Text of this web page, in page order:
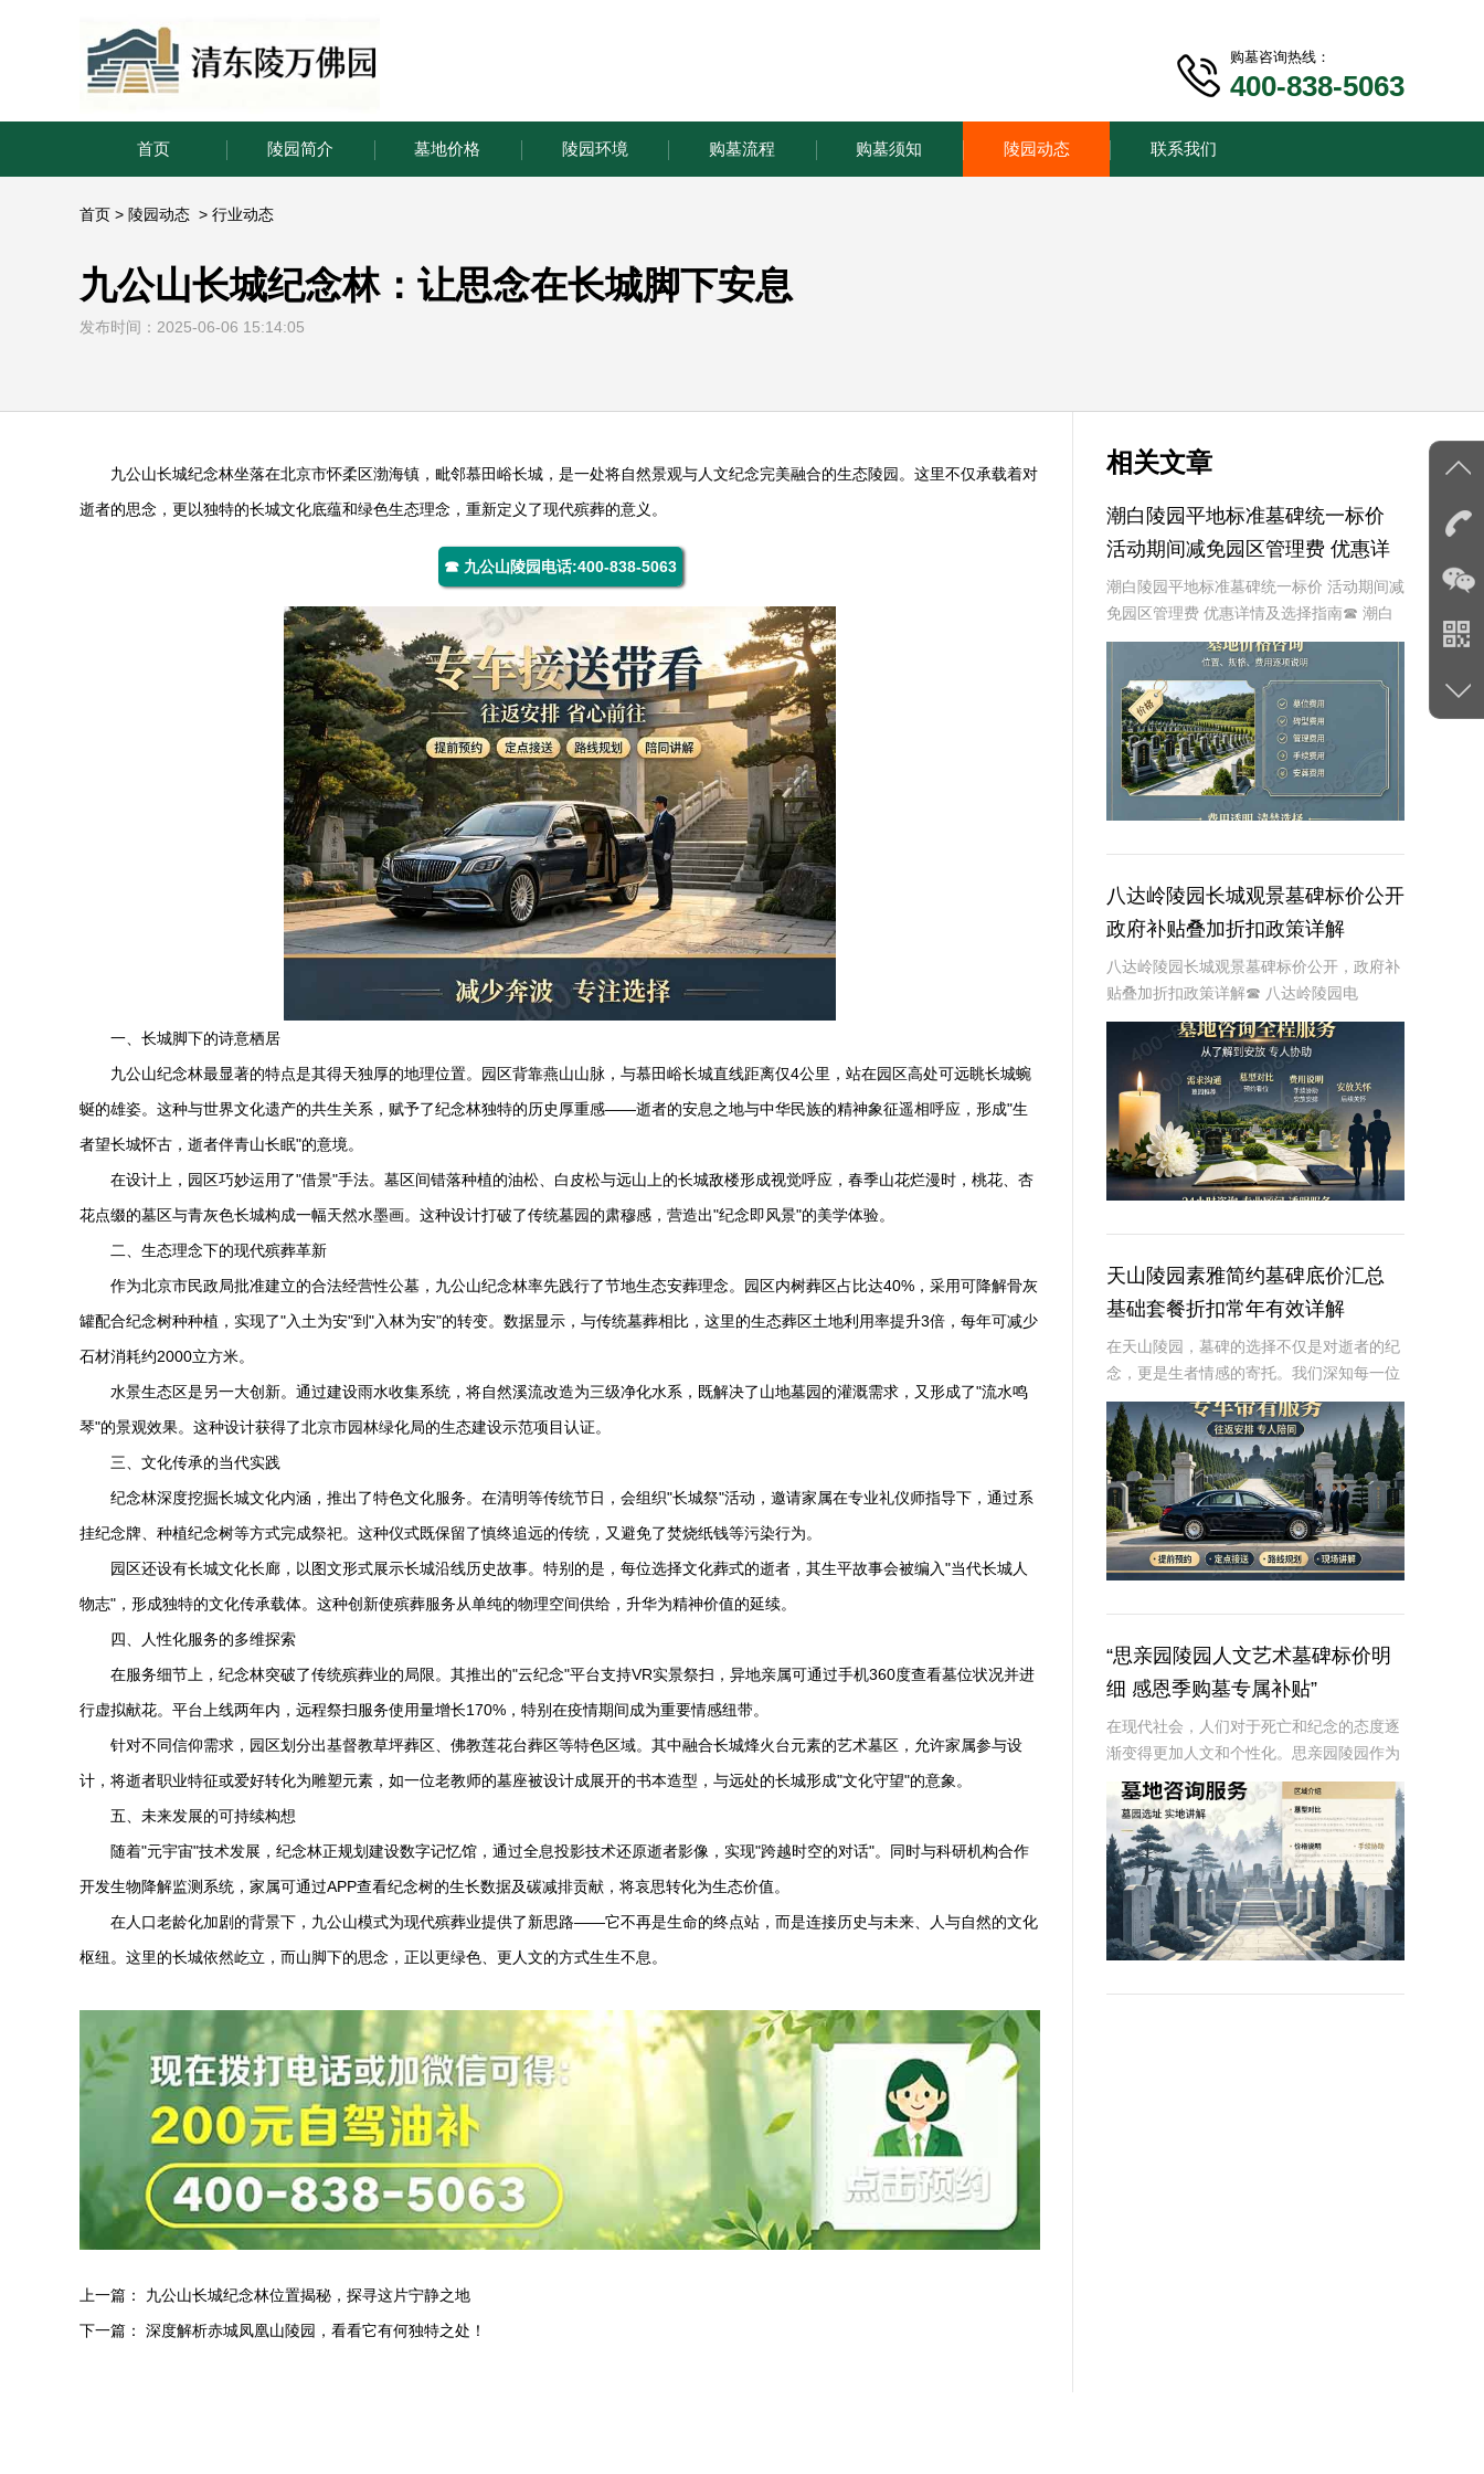
购墓咨询热线：
400-838-5063
首页 陵园简介 墓地价格 陵园环境 购墓流程 购墓须知 陵园动态 联系我们
首页 > 陵园动态 > 行业动态
九公山长城纪念林：让思念在长城脚下安息
发布时间：2025-06-06 15:14:05
九公山长城纪念林坐落在北京市怀柔区渤海镇，毗邻慕田峪长城，是一处将自然景观与人文纪念完美融合的生态陵园。这里不仅承载着对
逝者的思念，更以独特的长城文化底蕴和绿色生态理念，重新定义了现代殡葬的意义。
☎ 九公山陵园电话:400-838-5063
一、长城脚下的诗意栖居
九公山纪念林最显著的特点是其得天独厚的地理位置。园区背靠燕山山脉，与慕田峪长城直线距离仅4公里，站在园区高处可远眺长城蜿
蜒的雄姿。这种与世界文化遗产的共生关系，赋予了纪念林独特的历史厚重感——逝者的安息之地与中华民族的精神象征遥相呼应，形成"生
者望长城怀古，逝者伴青山长眠"的意境。
在设计上，园区巧妙运用了"借景"手法。墓区间错落种植的油松、白皮松与远山上的长城敌楼形成视觉呼应，春季山花烂漫时，桃花、杏
花点缀的墓区与青灰色长城构成一幅天然水墨画。这种设计打破了传统墓园的肃穆感，营造出"纪念即风景"的美学体验。
二、生态理念下的现代殡葬革新
作为北京市民政局批准建立的合法经营性公墓，九公山纪念林率先践行了节地生态安葬理念。园区内树葬区占比达40%，采用可降解骨灰
罐配合纪念树种种植，实现了"入土为安"到"入林为安"的转变。数据显示，与传统墓葬相比，这里的生态葬区土地利用率提升3倍，每年可减少
石材消耗约2000立方米。
水景生态区是另一大创新。通过建设雨水收集系统，将自然溪流改造为三级净化水系，既解决了山地墓园的灌溉需求，又形成了"流水鸣
琴"的景观效果。这种设计获得了北京市园林绿化局的生态建设示范项目认证。
三、文化传承的当代实践
纪念林深度挖掘长城文化内涵，推出了特色文化服务。在清明等传统节日，会组织"长城祭"活动，邀请家属在专业礼仪师指导下，通过系
挂纪念牌、种植纪念树等方式完成祭祀。这种仪式既保留了慎终追远的传统，又避免了焚烧纸钱等污染行为。
园区还设有长城文化长廊，以图文形式展示长城沿线历史故事。特别的是，每位选择文化葬式的逝者，其生平故事会被编入"当代长城人
物志"，形成独特的文化传承载体。这种创新使殡葬服务从单纯的物理空间供给，升华为精神价值的延续。
四、人性化服务的多维探索
在服务细节上，纪念林突破了传统殡葬业的局限。其推出的"云纪念"平台支持VR实景祭扫，异地亲属可通过手机360度查看墓位状况并进
行虚拟献花。平台上线两年内，远程祭扫服务使用量增长170%，特别在疫情期间成为重要情感纽带。
针对不同信仰需求，园区划分出基督教草坪葬区、佛教莲花台葬区等特色区域。其中融合长城烽火台元素的艺术墓区，允许家属参与设
计，将逝者职业特征或爱好转化为雕塑元素，如一位老教师的墓座被设计成展开的书本造型，与远处的长城形成"文化守望"的意象。
五、未来发展的可持续构想
随着"元宇宙"技术发展，纪念林正规划建设数字记忆馆，通过全息投影技术还原逝者影像，实现"跨越时空的对话"。同时与科研机构合作
开发生物降解监测系统，家属可通过APP查看纪念树的生长数据及碳减排贡献，将哀思转化为生态价值。
在人口老龄化加剧的背景下，九公山模式为现代殡葬业提供了新思路——它不再是生命的终点站，而是连接历史与未来、人与自然的文化
枢纽。这里的长城依然屹立，而山脚下的思念，正以更绿色、更人文的方式生生不息。
上一篇： 九公山长城纪念林位置揭秘，探寻这片宁静之地
下一篇： 深度解析赤城凤凰山陵园，看看它有何独特之处！
相关文章
潮白陵园平地标准墓碑统一标价
活动期间减免园区管理费 优惠详
情及选择指南
潮白陵园平地标准墓碑统一标价 活动期间减
免园区管理费 优惠详情及选择指南☎ 潮白
陵园电话:400-838-5063在现代社会，人们
对身后事的安排越来越重视，墓碑作为逝者
最后的尊严象征，其选择和购买也
八达岭陵园长城观景墓碑标价公开
政府补贴叠加折扣政策详解
八达岭陵园长城观景墓碑标价公开，政府补
贴叠加折扣政策详解☎ 八达岭陵园电
话:400-838-5063随着社会的发展和人们生
活水平的提高，人们对身后事的安排也越来
越重视。墓碑作为逝者最后的归宿，其选择
天山陵园素雅简约墓碑底价汇总
基础套餐折扣常年有效详解
在天山陵园，墓碑的选择不仅是对逝者的纪
念，更是生者情感的寄托。我们深知每一位
客户的需求，因此推出了素雅简约墓碑基础
套餐，并确保其底价常年有效，折扣常年不
变，为每一位客户提供最透明、最实惠的服
务。本文将
“思亲园陵园人文艺术墓碑标价明
细 感恩季购墓专属补贴”
在现代社会，人们对于死亡和纪念的态度逐
渐变得更加人文和个性化。思亲园陵园作为
一家致力于提供高品质殡葬服务的机构，一
直秉承着尊重生命、传承文化的理念，推出
了一系列人文艺术墓碑，以满足不同家庭对
于纪念和缅